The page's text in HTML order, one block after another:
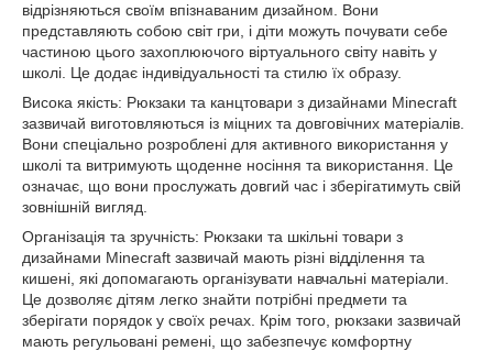
відрізняються своїм впізнаваним дизайном. Вони
представляють собою світ гри, і діти можуть почувати себе
частиною цього захоплюючого віртуального світу навіть у
школі. Це додає індивідуальності та стилю їх образу.
Висока якість: Рюкзаки та канцтовари з дизайнами Minecraft
зазвичай виготовляються із міцних та довговічних матеріалів.
Вони спеціально розроблені для активного використання у
школі та витримують щоденне носіння та використання. Це
означає, що вони прослужать довгий час і зберігатимуть свій
зовнішній вигляд.
Організація та зручність: Рюкзаки та шкільні товари з
дизайнами Minecraft зазвичай мають різні відділення та
кишені, які допомагають організувати навчальні матеріали.
Це дозволяє дітям легко знайти потрібні предмети та
зберігати порядок у своїх речах. Крім того, рюкзаки зазвичай
мають регульовані ремені, що забезпечує комфортну